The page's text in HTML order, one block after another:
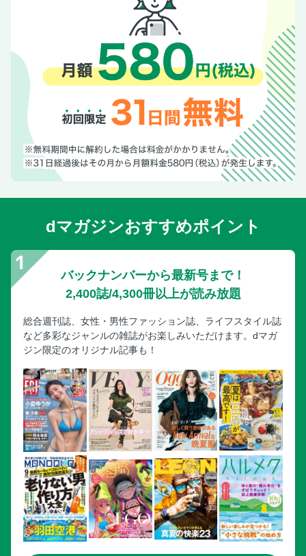
dマガジンおすすめポイント
バックナンバーから最新号まで！
2,400誌/4,300冊以上が読み放題
総合週刊誌、女性・男性ファッション誌、ライフスタイル誌
など多彩なジャンルの雑誌がお楽しみいただけます。dマガ
ジン限定のオリジナル記事も！